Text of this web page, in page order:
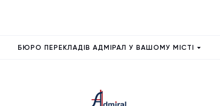
БЮРО ПЕРЕКЛАДІВ АДМІРАЛ У ВАШОМУ МІСТІ